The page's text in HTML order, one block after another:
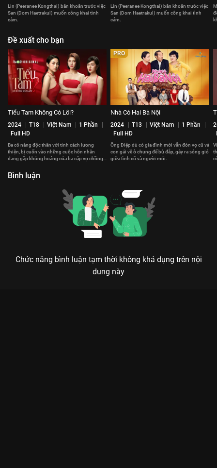
Lin (Peeranee Kongthai) băn khoăn trước việc
San (Dom Haetrakul) muốn công khai tình
cảm.
Lin (Peeranee Kongthai) băn khoăn trước việc
San (Dom Haetrakul) muốn công khai tình
cảm.
Đề xuất cho bạn
Tiểu Tam Không Có Lỗi?
2024 T18 Việt Nam
1 Phần
Full HD
Ba cô nàng độc thân với tính cách lương
thiện, bị cuốn vào những cuộc hôn nhân
đang gặp khủng hoảng của ba cặp vợ chồng
PRO
Nhà Có Hai Bà Nội
2024 T13 Việt Nam
1 Phần
Full HD
Ông Điệp dù có gia đình mới vẫn đón vợ cũ và
con gái về ở chung để bù đắp, gây ra sóng gió
giữa tình cũ và người mới.
Bình luận
Chức năng bình luận tạm thời không khả dụng trên nội
dung này